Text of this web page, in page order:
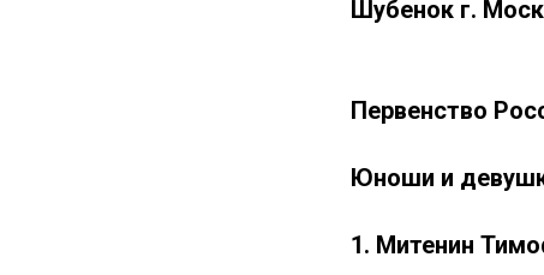
Шубенок г.
Первенство
Юноши и
1. Митенин